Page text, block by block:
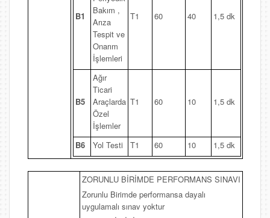
B1
Bakım ,
Arıza
Tespit ve
Onarım
İşlemleri
T1 60 40 1,5 dk
B5
Ağır
Ticari
Araçlarda
Özel
İşlemler
T1 60 10 1,5 dk
B6 Yol Testi T1 60 10 1,5 dk
ZORUNLU BİRİMDE PERFORMANS SINAVI
Zorunlu Birimde performansa dayalı
uygulamalı sınav yoktur